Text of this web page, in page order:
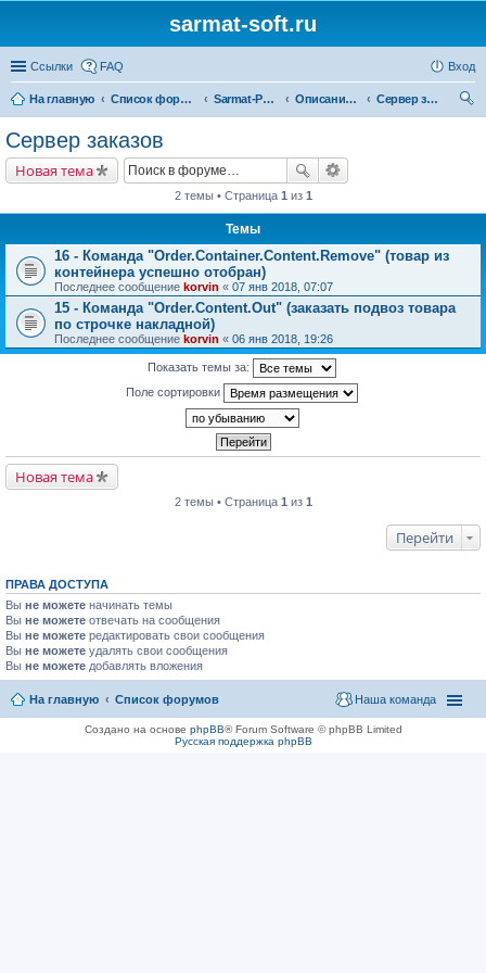
sarmat-soft.ru
Ссылки FAQ Вход
На главную Список форумов Sarmat-Робосклад Описание системы команд
Сервер заказов
Сервер заказов
Новая тема
2 темы • Страница 1 из 1
Темы
16 - Команда "Order.Container.Content.Remove" (товар из
контейнера успешно отобран)
Последнее сообщение korvin « 07 янв 2018, 07:07
15 - Команда "Order.Content.Out" (заказать подвоз товара
по строчке накладной)
Последнее сообщение korvin « 06 янв 2018, 19:26
Показать темы за:
Поле сортировки
Новая тема
2 темы • Страница 1 из 1
Перейти
ПРАВА ДОСТУПА
Вы не можете начинать темы
Вы не можете отвечать на сообщения
Вы не можете редактировать свои сообщения
Вы не можете удалять свои сообщения
Вы не можете добавлять вложения
На главную Список форумов Наша команда
Создано на основе phpBB® Forum Software © phpBB Limited
Русская поддержка phpBB